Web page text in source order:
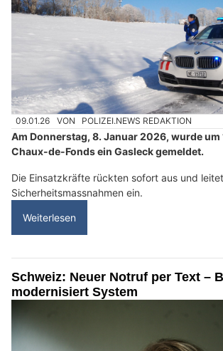
09.01.26 VON POLIZEI.NEWS REDAKTION
Am Donnerstag, 8. Januar 2026, wurde um
Chaux-de-Fonds ein Gasleck gemeldet.
Die Einsatzkräfte rückten sofort aus und
Sicherheitsmassnahmen ein.
Weiterlesen
Schweiz: Neuer Notruf per Text –
modernisiert System